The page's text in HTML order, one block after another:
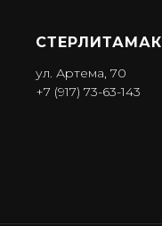
СТЕРЛИТАМАК
ул. Артема, 70
+7 (917) 73-63-143